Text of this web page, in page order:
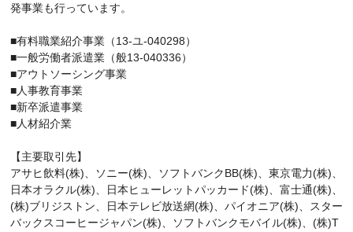
発事業も行っています。
■有料職業紹介事業（13-ユ-040298）
■一般労働者派遣業（般13-040336）
■アウトソーシング事業
■人事教育事業
■新卒派遣事業
■人材紹介業
【主要取引先】
アサヒ飲料(株)、ソニー(株)、ソフトバンクBB(株)、東京電力(株)、
日本オラクル(株)、日本ヒューレットパッカード(株)、富士通(株)、
(株)ブリジストン、日本テレビ放送網(株)、パイオニア(株)、スター
バックスコーヒージャパン(株)、ソフトバンクモバイル(株)、(株)T